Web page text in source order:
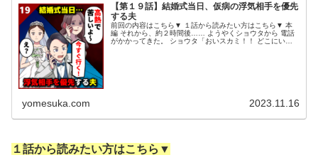
【第１９話】結婚式当日、仮病の浮気相手を優先
する夫
前回の内容はこちら▼ １話から読みたい方はこちら▼ 本
編 それから、約２時間後…… ようやくショウタから 電話
がかかってきた。 ショウタ「おいスカミ！！ どこにいる
yomesuka.com 2023.11.16
１話から読みたい方はこちら▼